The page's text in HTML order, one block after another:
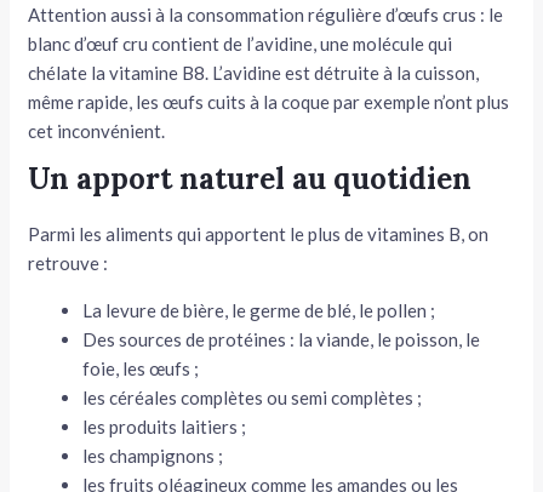
Attention aussi à la consommation régulière d’œufs crus : le
blanc d’œuf cru contient de l’avidine, une molécule qui
chélate la vitamine B8. L’avidine est détruite à la cuisson,
même rapide, les œufs cuits à la coque par exemple n’ont plus
cet inconvénient.
Un apport naturel au quotidien
Parmi les aliments qui apportent le plus de vitamines B, on
retrouve :
La levure de bière, le germe de blé, le pollen ;
Des sources de protéines : la viande, le poisson, le
foie, les œufs ;
les céréales complètes ou semi complètes ;
les produits laitiers ;
les champignons ;
les fruits oléagineux comme les amandes ou les